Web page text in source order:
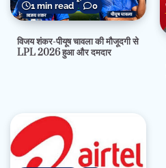
1 min read 0
विजय शंकर-पीयूष चावला की मौजूदगी से
LPL 2026 हुआ और दमदार